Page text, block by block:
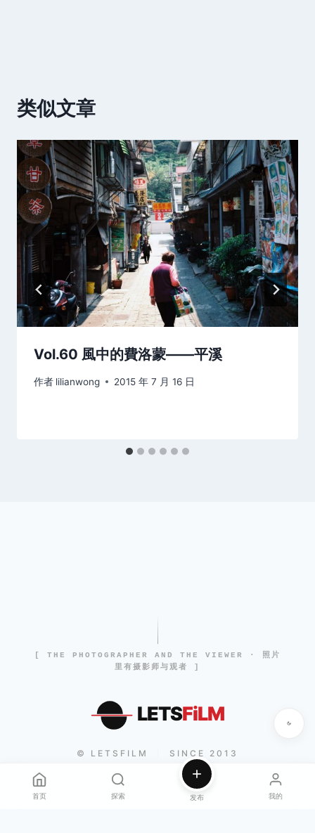
类似文章
Vol.60 風中的費洛蒙——平溪
作者 lilianwong 2015 年 7 月 16 日
[ THE PHOTOGRAPHER AND THE VIEWER · 照片
里有摄影师与观者 ]
LETSFiLM
© LETSFILM SINCE 2013
首页 探索 发布 我的